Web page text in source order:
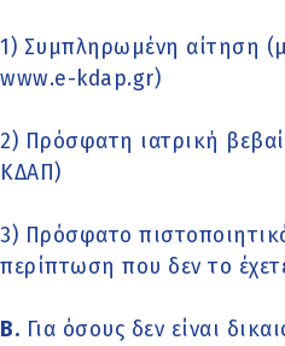
1) Συμπληρωμένη αίτηση
www.e-kdap.gr)
2) Πρόσφατη ιατρική
ΚΔΑΠ)
3) Πρόσφατο
περίπτωση που δεν τo
Β. Για όσους δεν είναι